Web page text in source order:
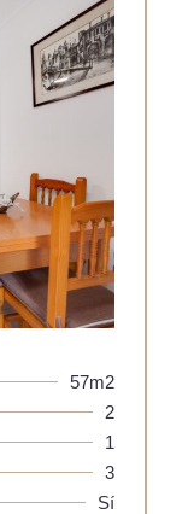
57m2
2
1
3
Sí